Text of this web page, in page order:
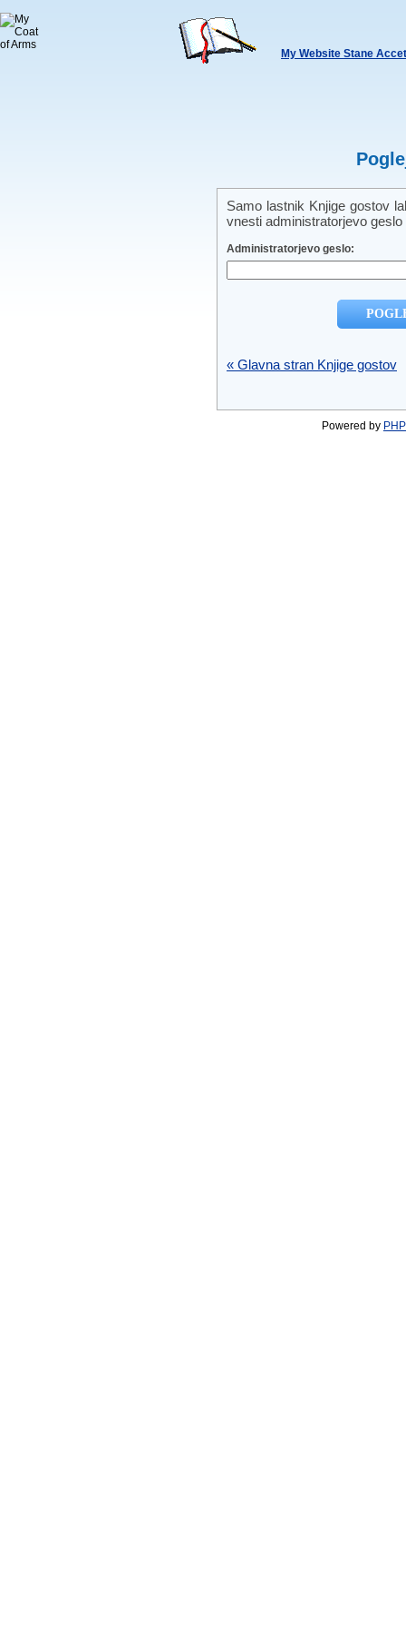
My Website Stane
Samo lastnik Knjige gostov
vnesti administratorjevo
Administratorjevo geslo:
« Glavna stran Knjige gostov
Powered by